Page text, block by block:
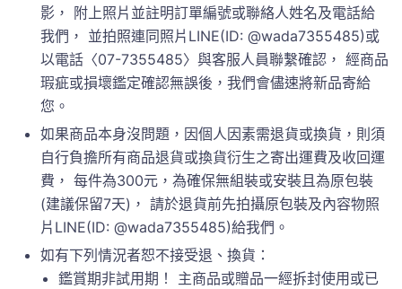
影， 附上照片並註明訂單編號或聯絡人姓名及電話給
我們， 並拍照連同照片LINE(ID: @wada7355485)或
以電話〈07-7355485〉與客服人員聯繫確認， 經商品
瑕疵或損壞鑑定確認無誤後，我們會儘速將新品寄給
您。
如果商品本身沒問題，因個人因素需退貨或換貨，則須
自行負擔所有商品退貨或換貨衍生之寄出運費及收回運
費， 每件為300元，為確保無組裝或安裝且為原包裝
(建議保留7天)， 請於退貨前先拍攝原包裝及內容物照
片LINE(ID: @wada7355485)給我們。
如有下列情況者恕不接受退、換貨：
鑑賞期非試用期！ 主商品或贈品一經拆封使用或已